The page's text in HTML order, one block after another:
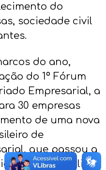
do
sociedade civil
do ano,
do 1º Fórum
Empresarial, a
30 empresas
de uma nova
de
que passou a
e ampliar